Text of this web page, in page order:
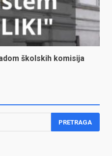
školskih komisija